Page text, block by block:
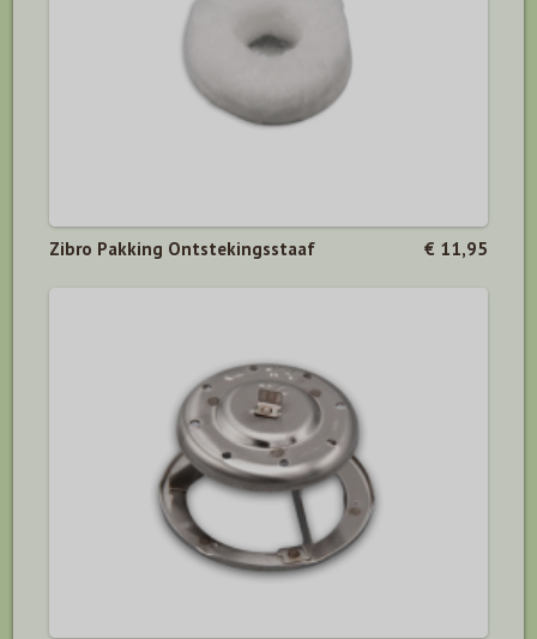
Zibro Pakking Ontstekingsstaaf € 11,95